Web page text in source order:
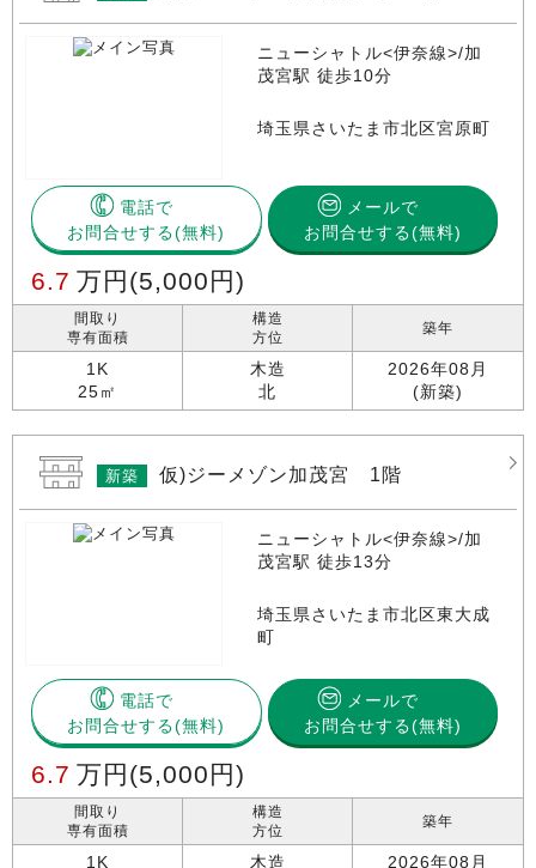
ニューシャトル<伊奈線>/加
茂宮駅 徒歩10分
埼玉県さいたま市北区宮原町
電話で
お問合せする
メールで
お問合せする(無料)
6.7 万円 (5,000円)
間取り
専有面積
1K
25㎡
構造
方位
木造
北
築年
2026年08月
(新築)
新築 仮)ジーメゾン加茂宮 1階
ニューシャトル<伊奈線>/加
茂宮駅 徒歩13分
埼玉県さいたま市北区東大成
町
電話で
お問合せする
メールで
お問合せする(無料)
6.7 万円 (5,000円)
間取り
専有面積
1K
構造
方位
木造
築年
2026年08月